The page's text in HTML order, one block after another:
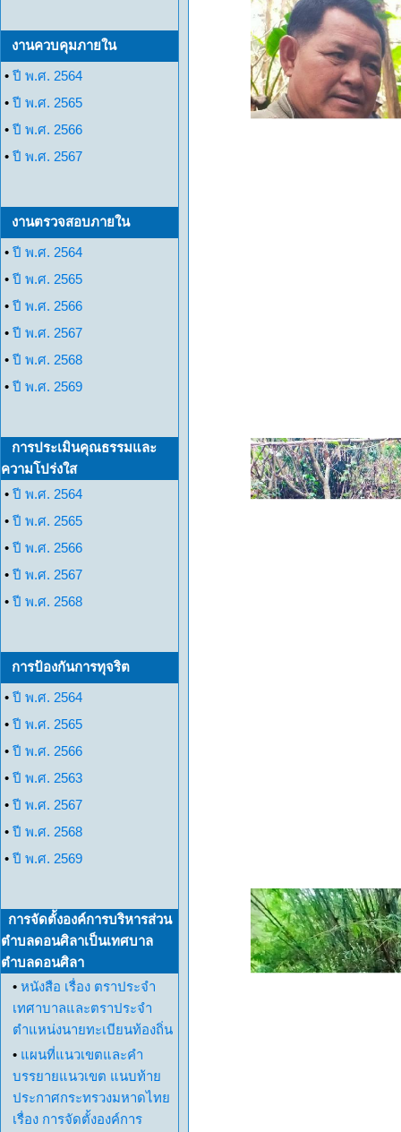
งานควบคุมภายใน
• ปี พ.ศ. 2564
• ปี พ.ศ. 2565
• ปี พ.ศ. 2566
• ปี พ.ศ. 2567
งานตรวจสอบภายใน
• ปี พ.ศ. 2564
• ปี พ.ศ. 2565
• ปี พ.ศ. 2566
• ปี พ.ศ. 2567
• ปี พ.ศ. 2568
• ปี พ.ศ. 2569
การประเมินคุณธรรมและ
ความโปร่งใส
• ปี พ.ศ. 2564
• ปี พ.ศ. 2565
• ปี พ.ศ. 2566
• ปี พ.ศ. 2567
• ปี พ.ศ. 2568
การป้องกันการทุจริต
• ปี พ.ศ. 2564
• ปี พ.ศ. 2565
• ปี พ.ศ. 2566
• ปี พ.ศ. 2563
• ปี พ.ศ. 2567
• ปี พ.ศ. 2568
• ปี พ.ศ. 2569
การจัดตั้งองค์การบริหารส่วน
ตำบลดอนศิลาเป็นเทศบาล
ตำบลดอนศิลา
• หนังสือ เรื่อง ตราประจำ
เทศาบาลและตราประจำ
ตำแหน่งนายทะเบียนท้องถิ่น
• แผนที่แนวเขตและคำ
บรรยายแนวเขต แนบท้าย
ประกาศกระทรวงมหาดไทย
เรื่อง การจัดตั้งองค์การ